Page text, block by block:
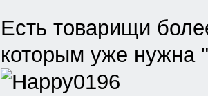
Есть товарищи
которым уже нужна